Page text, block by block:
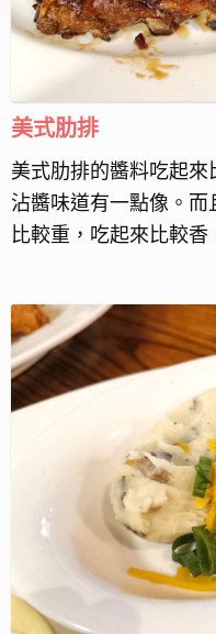
美式肋排
美式肋排的醬料吃起
沾醬味道有一點像。
比較重，吃起來比較香